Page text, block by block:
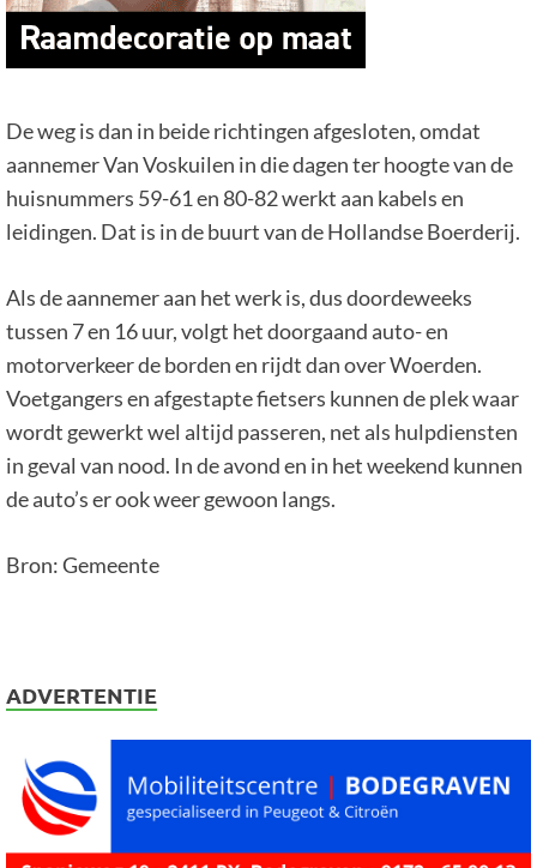
De weg is dan in beide richtingen afgesloten, omdat
aannemer Van Voskuilen in die dagen ter hoogte van de
huisnummers 59-61 en 80-82 werkt aan kabels en
leidingen. Dat is in de buurt van de Hollandse Boerderij.
Als de aannemer aan het werk is, dus doordeweeks
tussen 7 en 16 uur, volgt het doorgaand auto- en
motorverkeer de borden en rijdt dan over Woerden.
Voetgangers en afgestapte fietsers kunnen de plek waar
wordt gewerkt wel altijd passeren, net als hulpdiensten
in geval van nood. In de avond en in het weekend kunnen
de auto’s er ook weer gewoon langs.
Bron: Gemeente
ADVERTENTIE